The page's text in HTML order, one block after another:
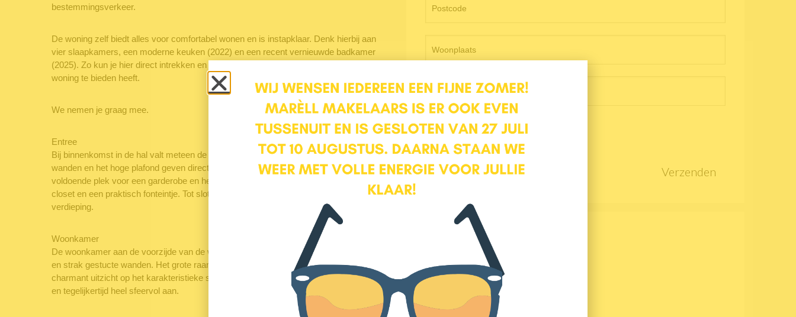
bestemmingsverkeer.
De woning zelf biedt alles voor comfortabel wonen en is instapklaar. Denk hierbij aan
vier slaapkamers, een moderne keuken (2022) en een recent vernieuwde badkamer
(2025). Zo kun je hier direct intrekken en genieten van het karakter en de sfeer die deze
woning te bieden heeft.
We nemen je graag mee.
Entree
Bij binnenkomst in de hal valt meteen de ruimte en het licht op. De houten vloer, strakke
wanden en het hoge plafond geven direct een frisse en stijlvolle indruk. Hier is
voldoende plek voor een garderobe en het toilet is keurig uitgevoerd met een hangend
closet en een praktisch fonteintje. Tot slot vind je hier de trapopgang naar de eerste
verdieping.
Woonkamer
De woonkamer aan de voorzijde van de woning is afgewerkt met dezelfde houten vloer
en strak gestucte wanden. Het grote raam laat volop daglicht binnen en biedt een
charmant uitzicht op het karakteristieke straatbeeld. Hierdoor voelt de ruimte licht, ruim
en tegelijkertijd heel sfeervol aan.
Ochtend
Verzenden